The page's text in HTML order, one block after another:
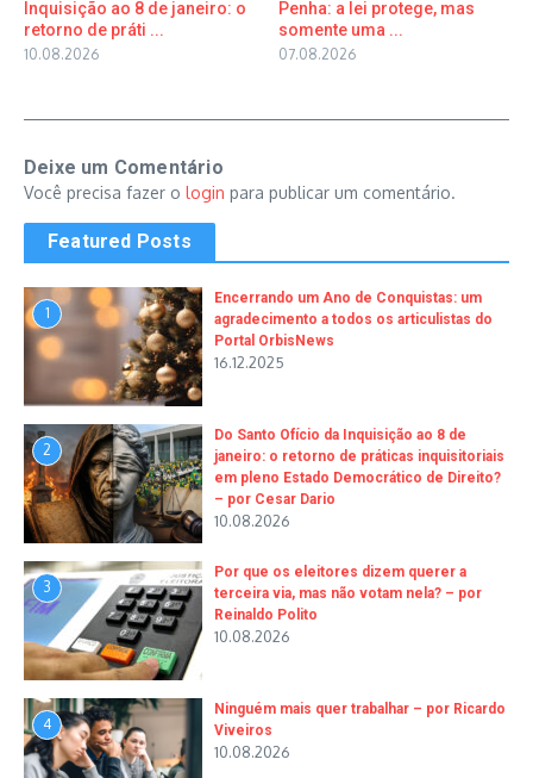
Inquisição ao 8 de janeiro: o
retorno de práti ...
10.08.2026
Penha: a lei protege, mas
somente uma ...
07.08.2026
Deixe um Comentário
Você precisa fazer o login para publicar um comentário.
Featured Posts
1
Encerrando um Ano de Conquistas: um
agradecimento a todos os articulistas do
Portal OrbisNews
16.12.2025
2
Do Santo Ofício da Inquisição ao 8 de
janeiro: o retorno de práticas inquisitoriais
em pleno Estado Democrático de Direito?
– por Cesar Dario
10.08.2026
3
Por que os eleitores dizem querer a
terceira via, mas não votam nela? – por
Reinaldo Polito
10.08.2026
4
Ninguém mais quer trabalhar – por Ricardo
Viveiros
10.08.2026